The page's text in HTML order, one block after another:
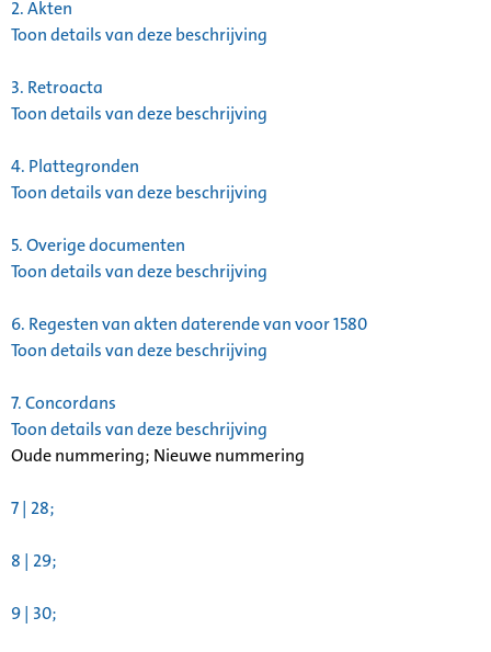
2.Akten
Toon details van deze beschrijving
3. Retroacta
Toon details van deze beschrijving
4. Plattegronden
Toon details van deze beschrijving
5.Overige documenten
Toon details van deze beschrijving
6. Regesten van akten daterende van voor 1580
Toon details van deze beschrijving
7.Concordans
Toon details van deze beschrijving
Oude nummering; Nieuwe nummering
7 | 28;
8 | 29;
9 | 30;